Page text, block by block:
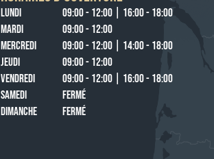
LUNDI
09:00 - 12:00 | 16:00 - 18:00
MARDI
09:00 - 12:00
MERCREDI
09:00 - 12:00 | 14:00 - 18:00
JEUDI
09:00 - 12:00
VENDREDI
09:00 - 12:00 | 16:00 - 18:00
SAMEDI
FERMÉ
DIMANCHE
FERMÉ